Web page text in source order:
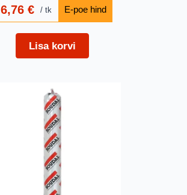
6,76€ tk
Lisa korvi